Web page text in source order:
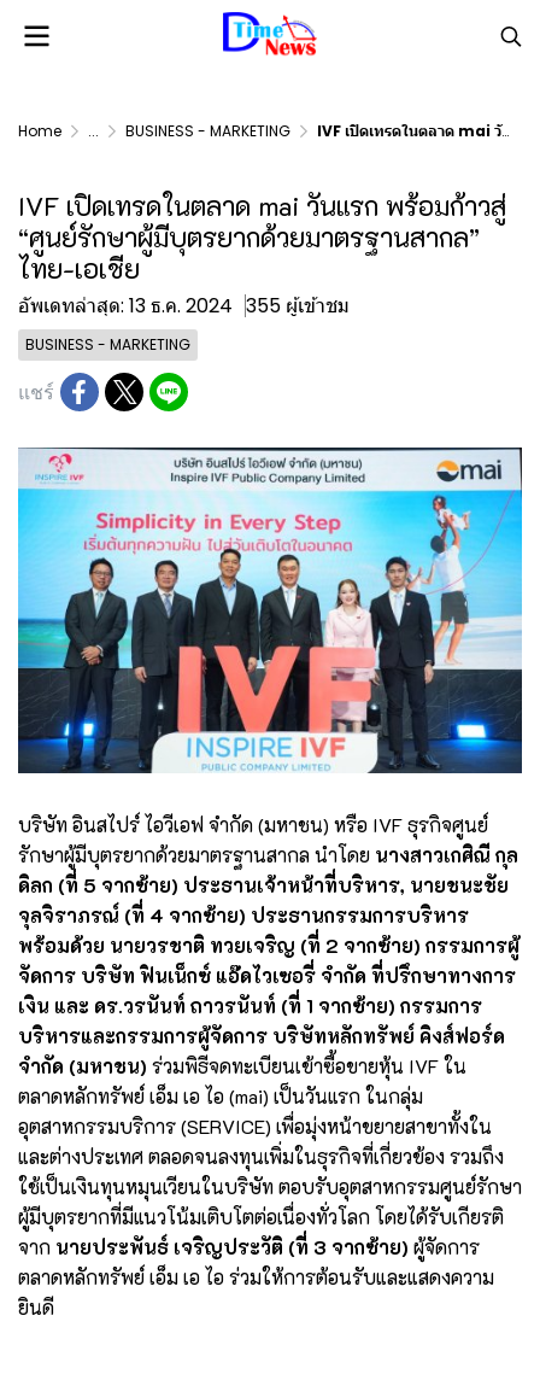
Home ... BUSINESS - MARKETING IVF เปิดเทรดในตลาด mai วันแรก พร้อมก้าวสู่ “ศูนย์รักษาผู้มีบุตรยากด้วยมาตรฐานสากล” ไทย-เอเชีย
IVF เปิดเทรดในตลาด mai วันแรก พร้อมก้าวสู่
“ศูนย์รักษาผู้มีบุตรยากด้วยมาตรฐานสากล”
ไทย-เอเชีย
อัพเดทล่าสุด: 13 ธ.ค. 2024 355 ผู้เข้าชม
BUSINESS - MARKETING
แชร์
บริษัท อินสไปร์ ไอวีเอฟ จำกัด (มหาชน) หรือ IVF ธุรกิจศูนย์
รักษาผู้มีบุตรยากด้วยมาตรฐานสากล นำโดย นางสาวเกศิณี กุล
ดิลก (ที่ 5 จากซ้าย) ประธานเจ้าหน้าที่บริหาร, นายชนะชัย
จุลจิราภรณ์ (ที่ 4 จากซ้าย) ประธานกรรมการบริหาร
พร้อมด้วย นายวรชาติ ทวยเจริญ (ที่ 2 จากซ้าย) กรรมการผู้
จัดการ บริษัท ฟินเน็กซ์ แอ๊ดไวเซอรี่ จำกัด ที่ปรึกษาทางการ
เงิน และ ดร.วรนันท์ ถาวรนันท์ (ที่ 1 จากซ้าย) กรรมการ
บริหารและกรรมการผู้จัดการ บริษัทหลักทรัพย์ คิงส์ฟอร์ด
จำกัด (มหาชน) ร่วมพิธีจดทะเบียนเข้าซื้อขายหุ้น IVF ใน
ตลาดหลักทรัพย์ เอ็ม เอ ไอ (mai) เป็นวันแรก ในกลุ่ม
อุตสาหกรรมบริการ (SERVICE) เพื่อมุ่งหน้าขยายสาขาทั้งใน
และต่างประเทศ ตลอดจนลงทุนเพิ่มในธุรกิจที่เกี่ยวข้อง รวมถึง
ใช้เป็นเงินทุนหมุนเวียนในบริษัท ตอบรับอุตสาหกรรมศูนย์รักษา
ผู้มีบุตรยากที่มีแนวโน้มเติบโตต่อเนื่องทั่วโลก โดยได้รับเกียรติ
จาก นายประพันธ์ เจริญประวัติ (ที่ 3 จากซ้าย) ผู้จัดการ
ตลาดหลักทรัพย์ เอ็ม เอ ไอ ร่วมให้การต้อนรับและแสดงความ
ยินดี